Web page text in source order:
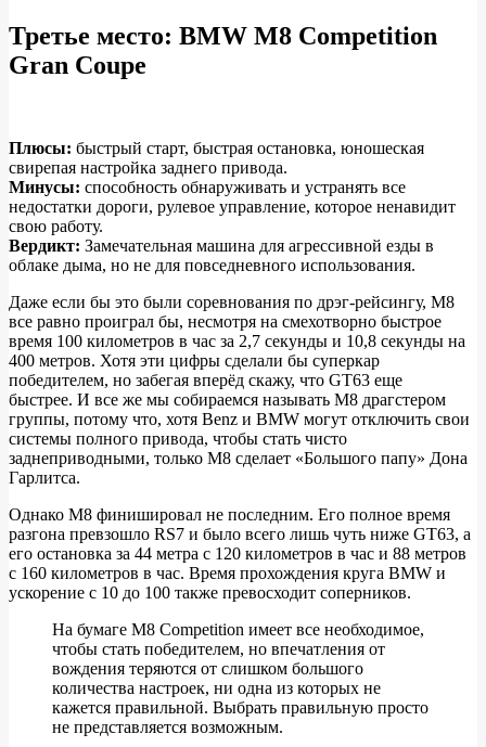
Третье место: BMW M8 Competition
Gran Coupe
Плюсы: быстрый старт, быстрая остановка, юношеская
свирепая настройка заднего привода.
Минусы: способность обнаруживать и устранять все
недостатки дороги, рулевое управление, которое ненавидит
свою работу.
Вердикт: Замечательная машина для агрессивной езды в
облаке дыма, но не для повседневного использования.
Даже если бы это были соревнования по дрэг-рейсингу, M8
все равно проиграл бы, несмотря на смехотворно быстрое
время 100 километров в час за 2,7 секунды и 10,8 секунды на
400 метров. Хотя эти цифры сделали бы суперкар
победителем, но забегая вперёд скажу, что GT63 еще
быстрее. И все же мы собираемся называть M8 драгстером
группы, потому что, хотя Benz и BMW могут отключить свои
системы полного привода, чтобы стать чисто
заднеприводными, только M8 сделает «Большого папу» Дона
Гарлитса.
Однако M8 финишировал не последним. Его полное время
разгона превзошло RS7 и было всего лишь чуть ниже GT63, ​​а
его остановка за 44 метра с 120 километров в час и 88 метров
с 160 километров в час. Время прохождения круга BMW и
ускорение с 10 до 100 также превосходит соперников.
На бумаге M8 Competition имеет все необходимое,
чтобы стать победителем, но впечатления от
вождения теряются от слишком большого
количества настроек, ни одна из которых не
кажется правильной. Выбрать правильную просто
не представляется возможным.